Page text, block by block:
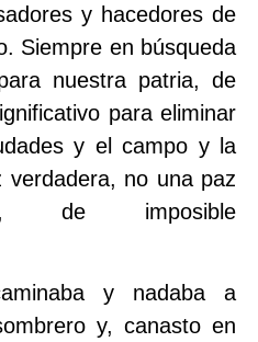
y hacedores de
Siempre en búsqueda
nuestra patria, de
para eliminar
y el campo y la
verdadera, no una paz
de imposible
y nadaba a
y, canasto en